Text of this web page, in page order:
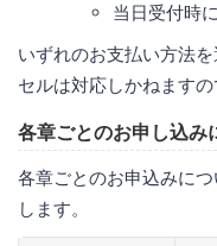
当日受付時
いずれのお支払い方法
セルは対応しかねます
各章ごとのお申し込み
各章ごとのお申込みに
します。